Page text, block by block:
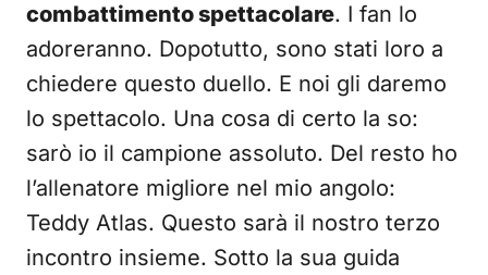
combattimento spettacolare. I fan lo
adoreranno. Dopotutto, sono stati loro a
chiedere questo duello. E noi gli daremo
lo spettacolo. Una cosa di certo la so:
sarò io il campione assoluto. Del resto ho
l’allenatore migliore nel mio angolo:
Teddy Atlas. Questo sarà il nostro terzo
incontro insieme. Sotto la sua guida